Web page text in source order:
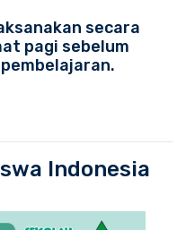
secara
pagi sebelum
Indonesia